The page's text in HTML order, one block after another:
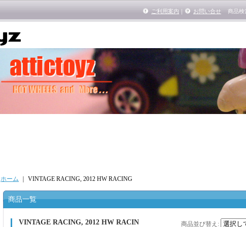
ご利用案内 ｜ お問い合せ 商品検
ホーム VINTAGE RACING, 2012 HW RACING
商品一覧
VINTAGE RACING, 2012 HW RACIN
商品並び替え :